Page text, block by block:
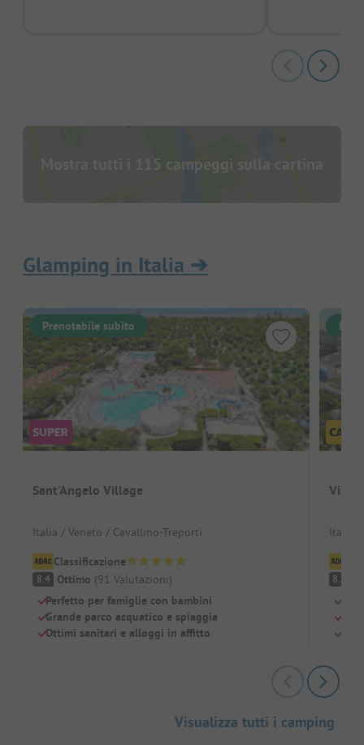
Mostra tutti i 115 campeggi sulla cartina
Glamping in Italia ➔
Prenotabile subito
Sant'Angelo Village
Italia / Veneto / Cavallino-Treporti
Classificazione
8.4 Ottimo (91 Valutazioni)
Perfetto per famiglie con bambini
Grande parco acquatico e spiaggia
Ottimi sanitari e alloggi in affitto
Italia
8.5
Visualizza tutti i camping